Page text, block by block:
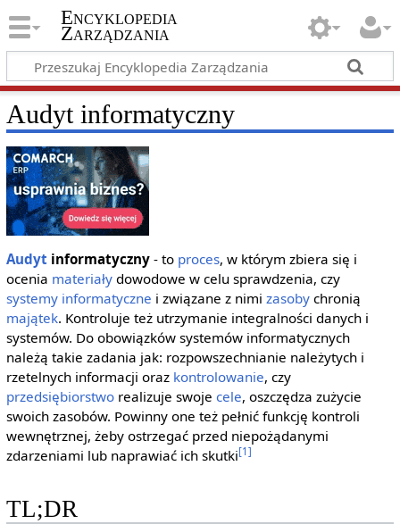
Encyklopedia
Zarządzania
Audyt informatyczny
Audyt informatyczny- to proces, w którym zbiera się i
ocenia materiałydowodowe w celu sprawdzenia, czy
systemy informatyczne i związane z nimi zasobychronią
majątek. Kontroluje też utrzymanie integralności danych i
systemów. Do obowiązków systemów informatycznych
należą takie zadania jak: rozpowszechnianie należytych i
rzetelnych informacji oraz kontrolowanie, czy
przedsiębiorstworealizuje swoje cele, oszczędza zużycie
swoich zasobów. Powinny one też pełnić funkcję kontroli
wewnętrznej, żeby ostrzegać przed niepożądanymi
zdarzeniami lub naprawiać ich skutki[1]
TL;DR